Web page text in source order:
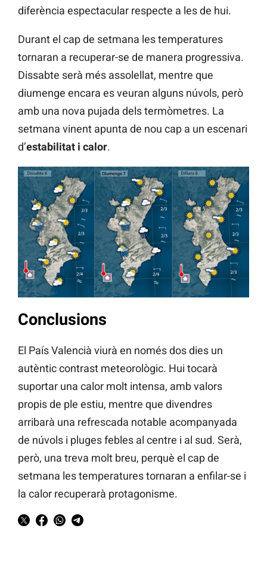
diferència espectacular respecte a les de hui.
Durant el cap de setmana les temperatures
tornaran a recuperar-se de manera progressiva.
Dissabte serà més assolellat, mentre que
diumenge encara es veuran alguns núvols, però
amb una nova pujada dels termòmetres. La
setmana vinent apunta de nou cap a un escenari
d’estabilitat i calor.
Conclusions
El País Valencià viurà en només dos dies un
autèntic contrast meteorològic. Hui tocarà
suportar una calor molt intensa, amb valors
propis de ple estiu, mentre que divendres
arribarà una refrescada notable acompanyada
de núvols i pluges febles al centre i al sud. Serà,
però, una treva molt breu, perquè el cap de
setmana les temperatures tornaran a enfilar-se i
la calor recuperarà protagonisme.